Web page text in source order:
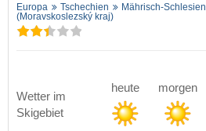
Europa Tschechien
Mährisch-Schlesien
(Moravskoslezský kraj)
Wetter im
Skigebiet
heute morgen